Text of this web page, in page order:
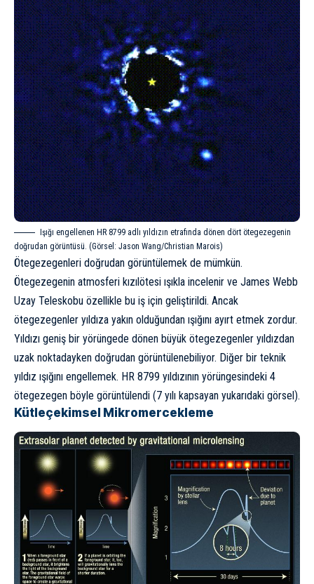
Işığı engellenen HR 8799 adlı yıldızın etrafında dönen dört ötegezegenin
doğrudan görüntüsü. (Görsel: Jason Wang/Christian Marois)
Ötegezegenleri doğrudan görüntülemek de mümkün.
Ötegezegenin atmosferi kızılötesi ışıkla incelenir ve James Webb
Uzay Teleskobu özellikle bu iş için geliştirildi. Ancak
ötegezegenler yıldıza yakın olduğundan ışığını ayırt etmek zordur.
Yıldızı geniş bir yörüngede dönen büyük ötegezegenler yıldızdan
uzak noktadayken doğrudan görüntülenebiliyor. Diğer bir teknik
yıldız ışığını engellemek. HR 8799 yıldızının yörüngesindeki 4
ötegezegen böyle görüntülendi (7 yılı kapsayan yukarıdaki görsel).
Kütleçekimsel Mikromercekleme